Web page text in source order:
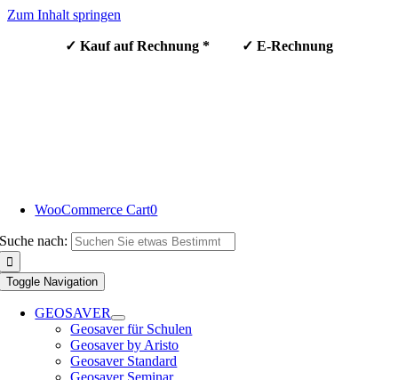
Zum Inhalt springen
✓ Kauf auf Rechnung * ✓ E-Rechnung
WooCommerce Cart0
Suche nach:
Toggle Navigation
GEOSAVER
Geosaver für Schulen
Geosaver by Aristo
Geosaver Standard
Geosaver Seminar